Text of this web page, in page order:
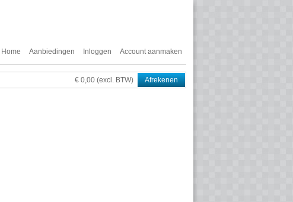
Home Aanbiedingen Inloggen Account aanmaken
€ 0,00 (excl. BTW) Afrekenen